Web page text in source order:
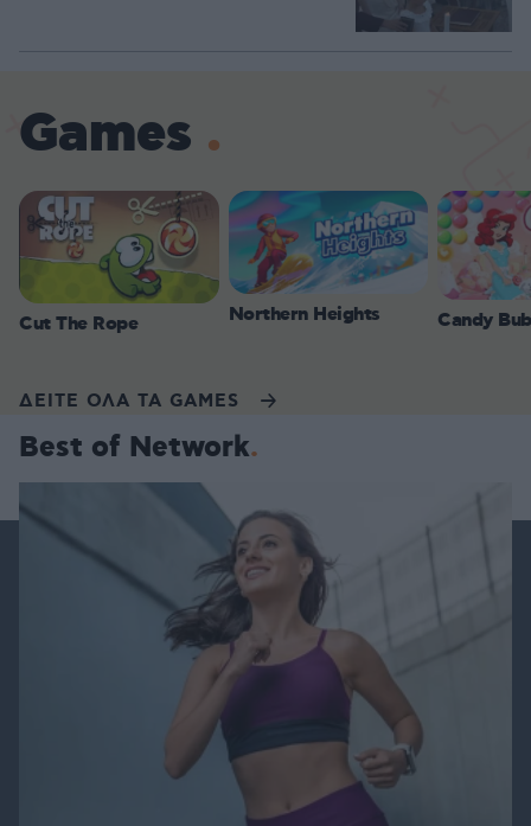
Games
Cut The Rope Northern Heights Candy
ΔΕΙΤΕ ΟΛΑ ΤΑ GAMES
Best of Network